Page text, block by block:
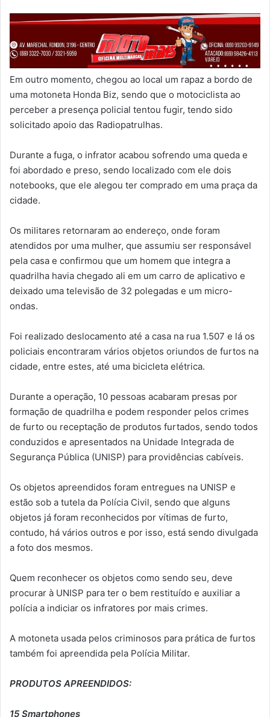
Em outro momento, chegou ao local um rapaz a bordo de
uma motoneta Honda Biz, sendo que o motociclista ao
perceber a presença policial tentou fugir, tendo sido
solicitado apoio das Radiopatrulhas.
Durante a fuga, o infrator acabou sofrendo uma queda e
foi abordado e preso, sendo localizado com ele dois
notebooks, que ele alegou ter comprado em uma praça da
cidade.
Os militares retornaram ao endereço, onde foram
atendidos por uma mulher, que assumiu ser responsável
pela casa e confirmou que um homem que integra a
quadrilha havia chegado ali em um carro de aplicativo e
deixado uma televisão de 32 polegadas e um micro-
ondas.
Foi realizado deslocamento até a casa na rua 1.507 e lá os
policiais encontraram vários objetos oriundos de furtos na
cidade, entre estes, até uma bicicleta elétrica.
Durante a operação, 10 pessoas acabaram presas por
formação de quadrilha e podem responder pelos crimes
de furto ou receptação de produtos furtados, sendo todos
conduzidos e apresentados na Unidade Integrada de
Segurança Pública (UNISP) para providências cabíveis.
Os objetos apreendidos foram entregues na UNISP e
estão sob a tutela da Polícia Civil, sendo que alguns
objetos já foram reconhecidos por vítimas de furto,
contudo, há vários outros e por isso, está sendo divulgada
a foto dos mesmos.
Quem reconhecer os objetos como sendo seu, deve
procurar à UNISP para ter o bem restituído e auxiliar a
polícia a indiciar os infratores por mais crimes.
A motoneta usada pelos criminosos para prática de furtos
também foi apreendida pela Polícia Militar.
PRODUTOS APREENDIDOS:
15 Smartphones